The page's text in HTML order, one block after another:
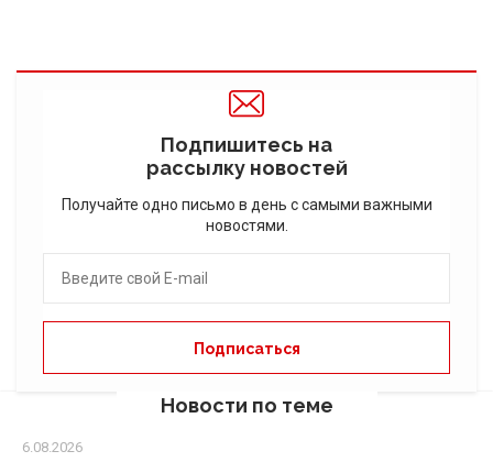
Подпишитесь на
рассылку новостей
Получайте одно письмо в день с самыми важными
новостями.
Новости по теме
6.08.2026